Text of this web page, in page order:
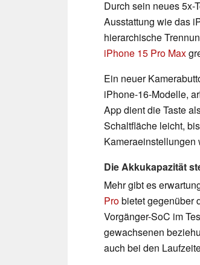
Durch sein neues 5x-
Ausstattung wie das
hierarchische
iPhone 15 Pro Max
Ein neuer
iPhone-16-Modelle,
App dient die Taste
Schaltfläche leicht,
Kameraeinstellungen
Die Akkukapazität
Mehr gibt es
Probietet gegenüber
Vorgänger-SoC im
gewachsenen
auch bei den